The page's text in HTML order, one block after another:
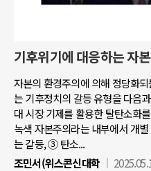
기후위기에 대응하는 자
자본의 환경주의에 의해 정당화
는 기후정치의 갈등 유형을 다음
대 시장 기제를 활용한 탈탄소화
녹색 자본주의라는 내부에서 개
는 갈등, ③ 탄소...
조민서(위스콘신대학